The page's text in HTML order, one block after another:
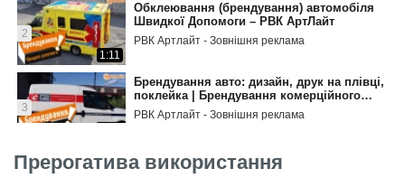
2
1:11
Обклеювання (брендування) автомобіля
Швидкої Допомоги – РВК АртЛайт
РВК Артлайт - Зовнішня реклама
3
Брендування авто: дизайн, друк на плівці,
поклейка | Брендування комерційного
транспорту.
РВК Артлайт - Зовнішня реклама
Брендування авто, бренд, логотип,
поклейка плівки Oracal
Прерогатива використання